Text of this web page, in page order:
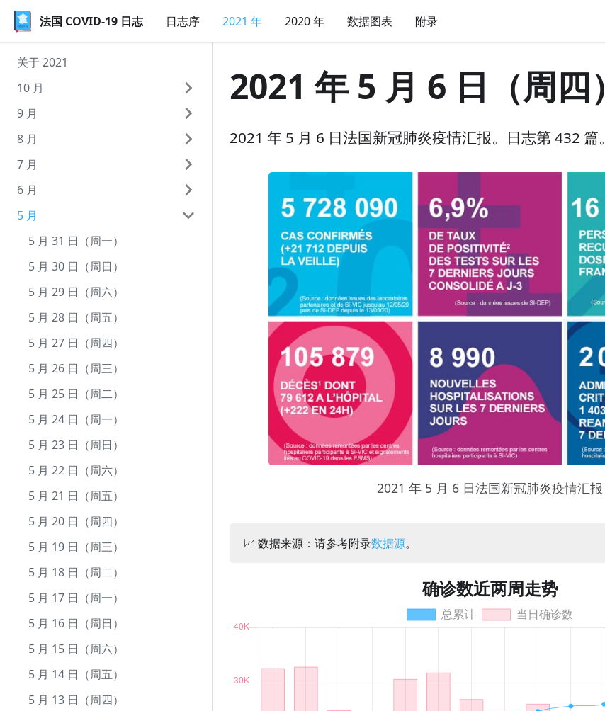
法国 COVID-19 日志 日志序 2021 年 2020 年 数据图表 附录
法国 COVID-19 日志
关于 2021
10 月
10 月 9 日（周六）
10 月 8 日（周五）
10 月 7 日（周四）
10 月 6 日（周三）
10 月 5 日（周二）
10 月 4 日（周一）
10 月 3 日（周日）
10 月 2 日（周六）
10 月 1 日（周五）
9 月
9 月 30 日（周四）
9 月 29 日（周三）
9 月 28 日（周二）
9 月 27 日（周一）
9 月 26 日（周日）
9 月 25 日（周六）
9 月 24 日（周五）
9 月 23 日（周四）
9 月 22 日（周三）
9 月 21 日（周二）
9 月 20 日（周一）
9 月 19 日（周日）
9 月 18 日（周六）
9 月 17 日（周五）
9 月 16 日（周四）
9 月 15 日（周三）
9 月 14 日（周二）
9 月 13 日（周一）
9 月 12 日（周日）
9 月 11 日（周六）
9 月 10 日（周五）
9 月 9 日（周四）
9 月 8 日（周三）
8 月
8 月 31 日（周二）
8 月 30 日（周一）
8 月 29 日（周日）
8 月 28 日（周六）
8 月 27 日（周五）
8 月 26 日（周四）
8 月 25 日（周三）
8 月 24 日（周二）
8 月 23 日（周一）
8 月 22 日（周日）
8 月 21 日（周六）
8 月 20 日（周五）
8 月 19 日（周四）
8 月 18 日（周三）
8 月 17 日（周二）
8 月 16 日（周一）
8 月 15 日（周日）
8 月 14 日（周六）
8 月 13 日（周五）
8 月 12 日（周四）
8 月 11 日（周三）
8 月 10 日（周二）
7 月
7 月 31 日（周六）
7 月 30 日（周五）
7 月 29 日（周四）
7 月 28 日（周三）
7 月 27 日（周二）
7 月 26 日（周一）
7 月 25 日（周日）
7 月 24 日（周六）
7 月 23 日（周五）
7 月 22 日（周四）
7 月 21 日（周三）
7 月 20 日（周二）
7 月 19 日（周一）
7 月 18 日（周日）
7 月 17 日（周六）
7 月 16 日（周五）
7 月 15 日（周四）
7 月 14 日（周三）
7 月 13 日（周二）
7 月 12 日（周一）
7 月 11 日（周日）
6 月
6 月 30 日（周三）
6 月 29 日（周二）
6 月 28 日（周一）
6 月 27 日（周日）
6 月 26 日（周六）
6 月 25 日（周五）
6 月 24 日（周四）
6 月 23 日（周三）
6 月 22 日（周二）
6 月 21 日（周一）
6 月 20 日（周日）
6 月 19 日（周六）
6 月 18 日（周五）
6 月 17 日（周四）
6 月 16 日（周三）
6 月 15 日（周二）
6 月 14 日（周一）
6 月 13 日（周日）
6 月 12 日（周六）
6 月 11 日（周五）
5 月
5 月 31 日（周一）
5 月 30 日（周日）
5 月 29 日（周六）
5 月 28 日（周五）
5 月 27 日（周四）
5 月 26 日（周三）
5 月 25 日（周二）
5 月 24 日（周一）
5 月 23 日（周日）
5 月 22 日（周六）
5 月 21 日（周五）
5 月 20 日（周四）
5 月 19 日（周三）
5 月 18 日（周二）
5 月 17 日（周一）
5 月 16 日（周日）
5 月 15 日（周六）
5 月 14 日（周五）
5 月 13 日（周四）
2021 年 5 月 6 日（周四）
2021 年 5 月 6 日法国新冠肺炎疫情汇报。日志第 432 篇。
2021 年 5 月 6 日法国新冠肺炎疫情汇报
📈 数据来源：请参考附录数据源。
确诊数近两周走势